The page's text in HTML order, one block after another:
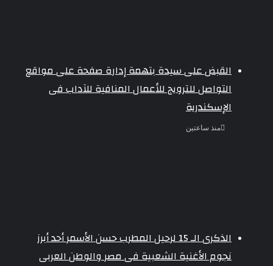
القبض على سيدة بتهمة إدارة صفحة على مواقع
التواصل للترويج للأعمال المنافية للآداب فى
الإسكندرية
منذ ساعتين
الذكرى الـ 15 لرحيل المطرب حسن الأسمر أحد أبرز
نجوم الأغنية الشعبية فى مصر والوطن العربى